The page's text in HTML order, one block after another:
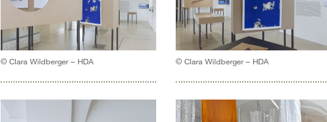
© Clara Wildberger – HDA © Clara Wildberger – HDA